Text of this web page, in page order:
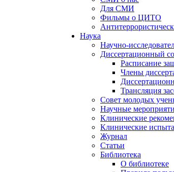
Для СМИ
Фильмы о ЦИТО
Наука
Научно-
Диссертационный
Расписание
Члены
Трансляция
Совет молодых
Научные
Клинические
Клинические
Журнал
Статьи
Библиотека
О библиотеке